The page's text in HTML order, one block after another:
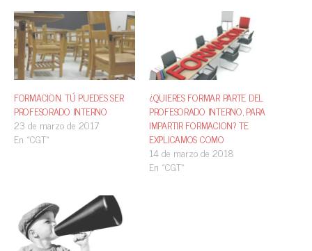
FORMACION. TÚ PUEDES SER
PROFESORADO INTERNO
23 de marzo de 2017
En «CGT»
¿QUIERES FORMAR PARTE DEL
PROFESORADO INTERNO, PARA
IMPARTIR FORMACION? TE
EXPLICAMOS COMO
14 de marzo de 2018
En «CGT»